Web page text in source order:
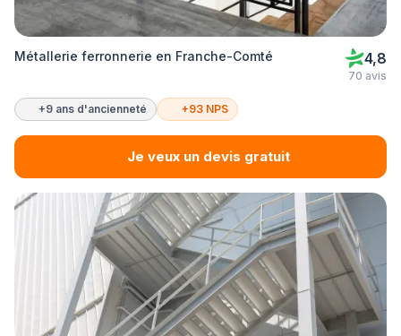
Métallerie ferronnerie en Franche-Comté 4,8
70 avis
+9 ans d'ancienneté +93 NPS
Je veux un devis gratuit